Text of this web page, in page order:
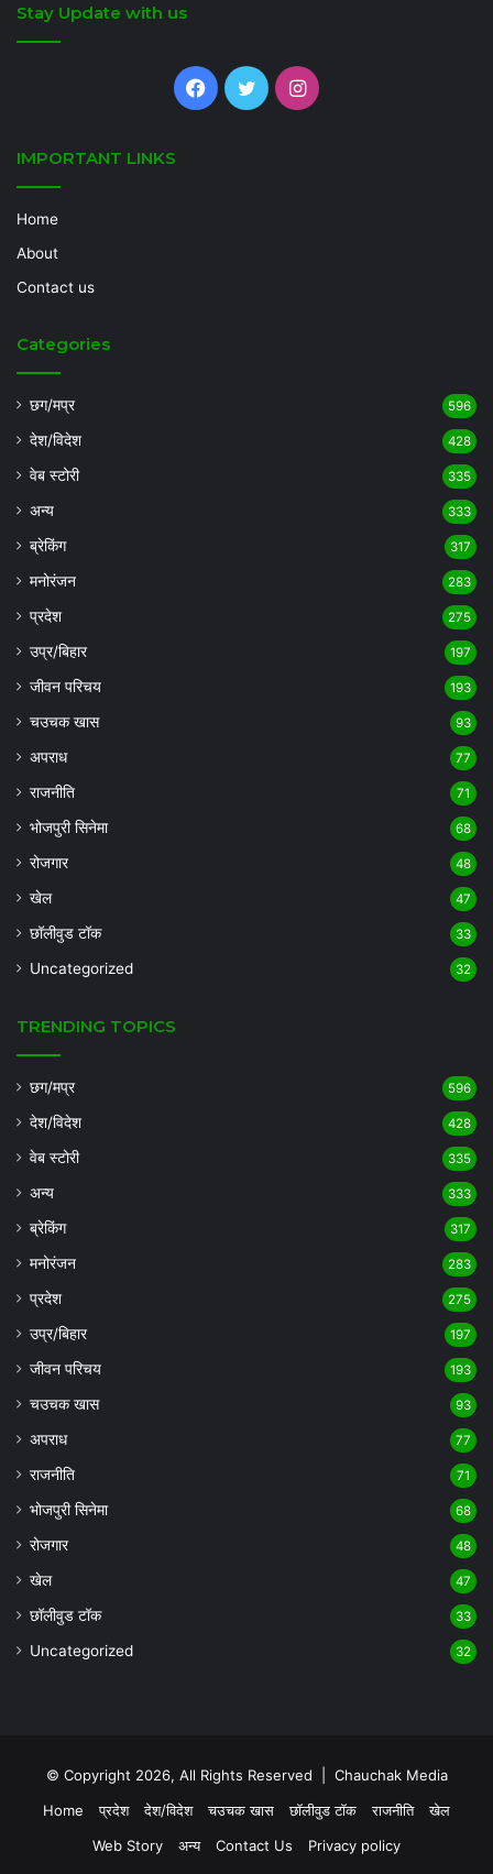
Stay Update with us
Facebook
TwitterInstagram
IMPORTANT LINKS
Home
About
Contact us
Categories
छग/मप्र 596
देश/विदेश 428
वेब स्टोरी 335
अन्य 333
ब्रेकिंग 317
मनोरंजन 283
प्रदेश 275
उप्र/बिहार 197
जीवन परिचय 193
चउचक खास 93
अपराध 77
राजनीति 71
भोजपुरी सिनेमा 68
रोजगार 48
खेल 47
छॉलीवुड टॉक 33
Uncategorized 32
TRENDING TOPICS
छग/मप्र 596
देश/विदेश 428
वेब स्टोरी 335
अन्य 333
ब्रेकिंग 317
मनोरंजन 283
प्रदेश 275
उप्र/बिहार 197
जीवन परिचय 193
चउचक खास 93
अपराध 77
राजनीति 71
भोजपुरी सिनेमा 68
रोजगार 48
खेल 47
छॉलीवुड टॉक 33
Uncategorized 32
© Copyright 2026, All Rights Reserved | Chauchak Media
Home
प्रदेश देश/विदेश चउचक खास छॉलीवुड टॉक राजनीति
खेल
Web Story
अन्य Contact Us
Privacy policy